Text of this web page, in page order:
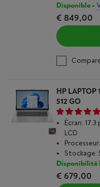
Disponible-
€ 849,00
HP LAPTOP
512 GO
Écran: 17.3
LCD
Stockage:
Disponibilité
€ 679,00